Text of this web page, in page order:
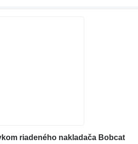
riadeného nakladača Bobcat